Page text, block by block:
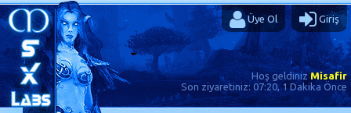
Üye Ol Giriş
Hoş geldinizMisafir
Son ziyaretiniz: 07:20, 1 Dakika Önce